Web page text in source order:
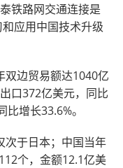
铁路网交通连接是
应用中国技术升级
双边贸易额达1040亿
口372亿美元，同比
增长33.6%。
次于日本；中国当年
个，金额12.1亿美